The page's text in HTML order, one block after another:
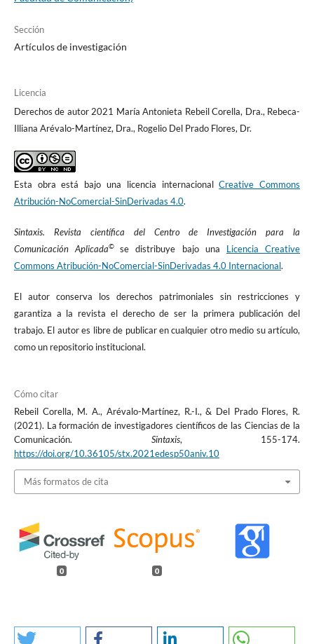
Democracia. Tirant Humanidades; Universidad Anáhuac México.
Organizacional. Trillas.
Rebeil, M.A. (Coord.). (2008). Comunicación Estratégica en las
en la formación del campo de la comunicación y el periodismo en
Sección
Artículos de investigación
Licencia
Derechos de autor 2021 María Antonieta Rebeil Corella, Dra., Rebeca-
Illiana Arévalo-Martínez, Dra., Rogelio Del Prado Flores, Dr.
Esta obra está bajo una licencia internacionalCreative Commons
Atribución-NoComercial-SinDerivadas 4.0.
Sintaxis. Revista científica del Centro de Investigación para la
Comunicación Aplicada© se distribuye bajo una Licencia Creative
Commons Atribución-NoComercial-SinDerivadas 4.0 Internacional.
El autor conserva los derechos patrimoniales sin restricciones y
garantiza a la revista el derecho de ser la primera publicación del
trabajo. El autor es libre de publicar en cualquier otro medio su artículo,
como un repositorio institucional.
Cómo citar
Rebeil Corella, M. A., Arévalo-Martínez, R.-I., & Del Prado Flores, R.
(2021). La formación de investigadores científicos de las Ciencias de la
Comunicación. Sintaxis, 155-174.
https://doi.org/10.36105/stx.2021edesp50aniv.10
Más formatos de cita
0 0